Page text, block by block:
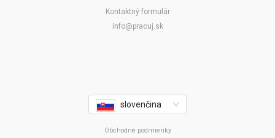
Kontaktný formulár
info@pracuj.sk
slovenčina
Obchodné podmienky